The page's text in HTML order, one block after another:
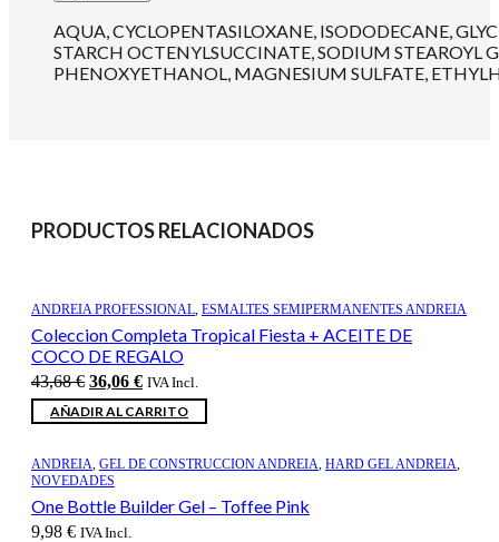
AQUA, CYCLOPENTASILOXANE, ISODODECANE,
STARCH OCTENYLSUCCINATE, SODIUM
PHENOXYETHANOL, MAGNESIUM SULFATE,
PRODUCTOS RELACIONADOS
ANDREIA PROFESSIONAL, ESMALTES SEMIPERMANENTES ANDREIA
Coleccion Completa Tropical Fiesta + ACEITE DE
COCO DE REGALO
43,68€ El
precio
original
43,68 €.
36,06 €El
precio
actual
36,06 €.
IVA Incl.
AÑADIR AL CARRITO
ANDREIA, GEL DE CONSTRUCCION ANDREIA, HARD GEL ANDREIA,
NOVEDADES
One Bottle Builder Gel – Toffee Pink
9,98 € IVA Incl.